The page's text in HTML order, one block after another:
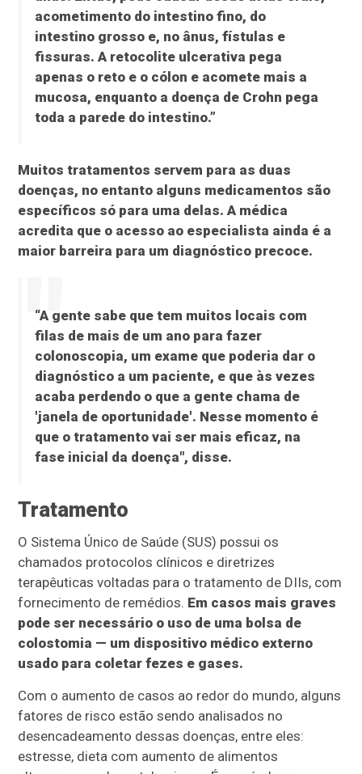
acometimento do intestino fino, do
intestino grosso e, no ânus, fístulas e
fissuras. A retocolite ulcerativa pega
apenas o reto e o cólon e acomete mais a
mucosa, enquanto a doença de Crohn pega
toda a parede do intestino.”
Muitos tratamentos servem para as duas
doenças, no entanto alguns medicamentos são
específicos só para uma delas. A médica
acredita que o acesso ao especialista ainda é a
maior barreira para um diagnóstico precoce.
“A gente sabe que tem muitos locais com
filas de mais de um ano para fazer
colonoscopia, um exame que poderia dar o
diagnóstico a um paciente, e que às vezes
acaba perdendo o que a gente chama de
'janela de oportunidade'. Nesse momento é
que o tratamento vai ser mais eficaz, na
fase inicial da doença", disse.
Tratamento
O Sistema Único de Saúde (SUS) possui os
chamados protocolos clínicos e diretrizes
terapêuticas voltadas para o tratamento de DIIs, com
fornecimento de remédios. Em casos mais graves
pode ser necessário o uso de uma bolsa de
colostomia — um dispositivo médico externo
usado para coletar fezes e gases.
Com o aumento de casos ao redor do mundo, alguns
fatores de risco estão sendo analisados no
desencadeamento dessas doenças, entre eles:
estresse, dieta com aumento de alimentos